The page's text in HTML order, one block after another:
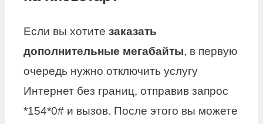
Если вы хотите заказать
дополнительные мегабайты, в первую
очередь нужно отключить услугу
Интернет без границ, отправив запрос
*154*0# и вызов. После этого вы можете